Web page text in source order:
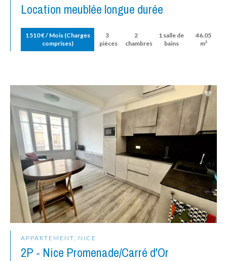
Location meublée longue durée
1 510 € / Mois (Charges
comprises)
3
pièces
2
chambres
1 salle de
bains
46.05
m²
APPARTEMENT, NICE
2P - Nice Promenade/Carré d'Or